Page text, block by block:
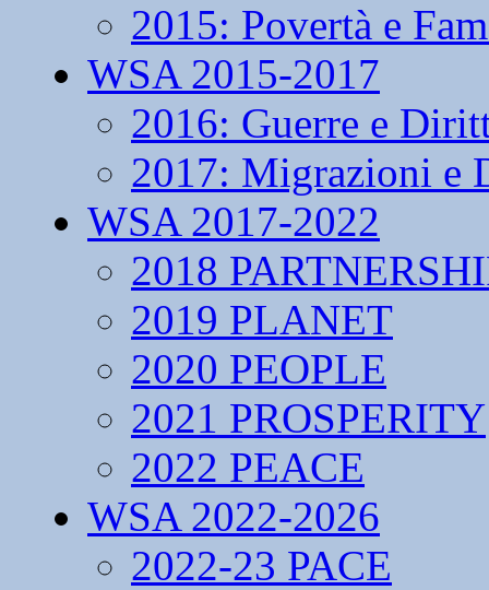
2015: Povertà e
WSA 2015-2017
2016: Guerre e
2017: Migrazioni e
WSA 2017-2022
2018
2019 PLANET
2020 PEOPLE
2021 PROSPERITY
2022 PEACE
WSA 2022-2026
2022-23 PACE